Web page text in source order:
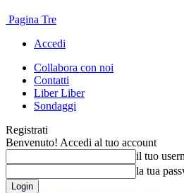
Pagina Tre
Accedi
Collabora con noi
Contatti
Liber Liber
Sondaggi
Registrati
Benvenuto! Accedi al tuo account
il tuo
la tua